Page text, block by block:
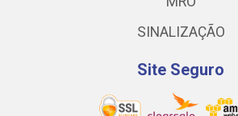
SINALIZAÇÃO
Site Seguro